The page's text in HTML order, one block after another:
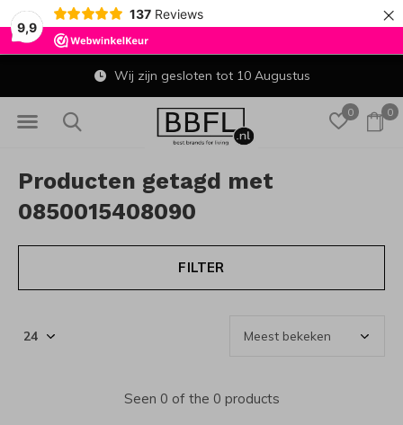
9,9
137 Reviews ×
0 0
Wij zijn gesloten tot 10 Augustus
Producten getagd met
0850015408090
FILTER
Seen 0 of the 0 products